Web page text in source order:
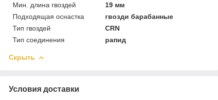
Мин. длина гвоздей
19 мм
Подходящая оснастка
гвозди барабанные
Тип гвоздей
CRN
Тип соединения
рапид
Скрыть
Условия доставки